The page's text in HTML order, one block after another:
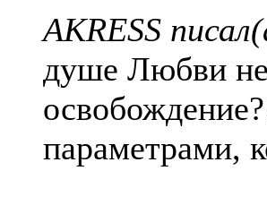
AKRESS
душе Любви
параметрами,